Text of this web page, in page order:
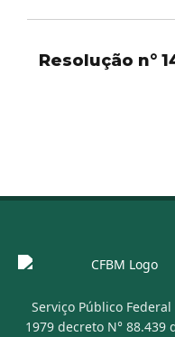
Resolução n°
Serviço Público
1979 decreto N°